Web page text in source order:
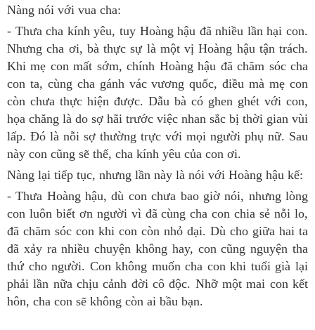
Nàng nói với vua cha:
- Thưa cha kính yêu, tuy Hoàng hậu đã nhiều lần hại con.
Nhưng cha ơi, bà thực sự là một vị Hoàng hậu tận trách.
Khi mẹ con mất sớm, chính Hoàng hậu đã chăm sóc cha
con ta, cùng cha gánh vác vương quốc, điều mà mẹ con
còn chưa thực hiện được. Dẫu bà có ghen ghét với con,
họa chăng là do sợ hãi trước việc nhan sắc bị thời gian vùi
lấp. Đó là nỗi sợ thường trực với mọi người phụ nữ. Sau
này con cũng sẽ thế, cha kính yêu của con ơi.
Nàng lại tiếp tục, nhưng lần này là nói với Hoàng hậu kế:
- Thưa Hoàng hậu, dù con chưa bao giờ nói, nhưng lòng
con luôn biết ơn người vì đã cùng cha con chia sẻ nỗi lo,
đã chăm sóc con khi con còn nhỏ dại. Dù cho giữa hai ta
đã xảy ra nhiều chuyện không hay, con cũng nguyện tha
thứ cho người. Con không muốn cha con khi tuổi già lại
phải lần nữa chịu cảnh đời cô độc. Nhỡ một mai con kết
hôn, cha con sẽ không còn ai bầu bạn.